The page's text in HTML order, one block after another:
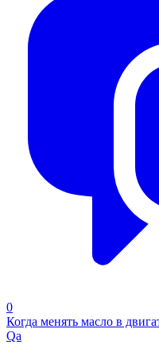
0
Когда менять масло в
Qa